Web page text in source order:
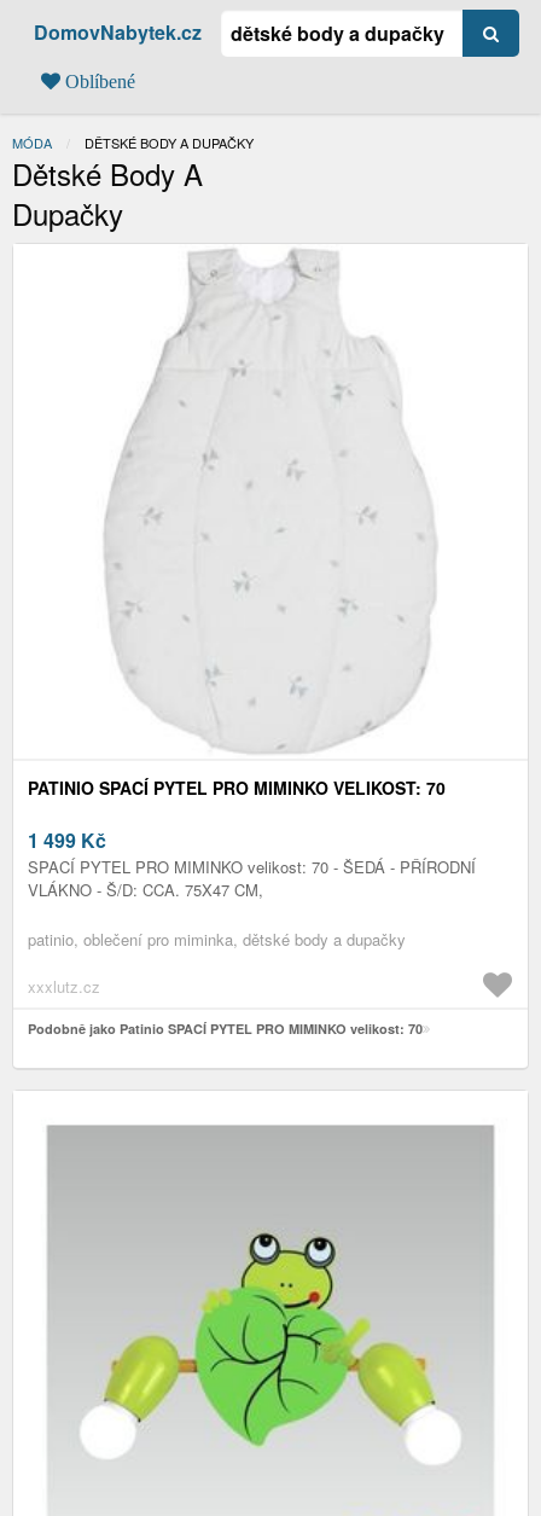
DomovNabytek.cz
Oblíbené
MÓDA AKTUÁLNÍ:
DĚTSKÉ BODY A DUPAČKY
Dětské Body A
Dupačky
PATINIO SPACÍ PYTEL PRO MIMINKO VELIKOST: 70
1 499 Kč
SPACÍ PYTEL PRO MIMINKO velikost: 70 - ŠEDÁ - PŘÍRODNÍ
VLÁKNO - Š/D: CCA. 75X47 CM,
patinio, oblečení pro miminka, dětské body a dupačky
xxxlutz.cz
Podobně jako Patinio SPACÍ PYTEL PRO MIMINKO velikost: 70